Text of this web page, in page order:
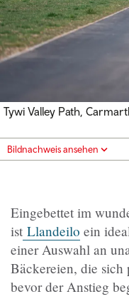
Tywi Valley Path,
Bildnachweis ansehen
Eingebettet im
ist Llandeilo ein
einer Auswahl an
Bäckereien, die
bevor der Anstieg